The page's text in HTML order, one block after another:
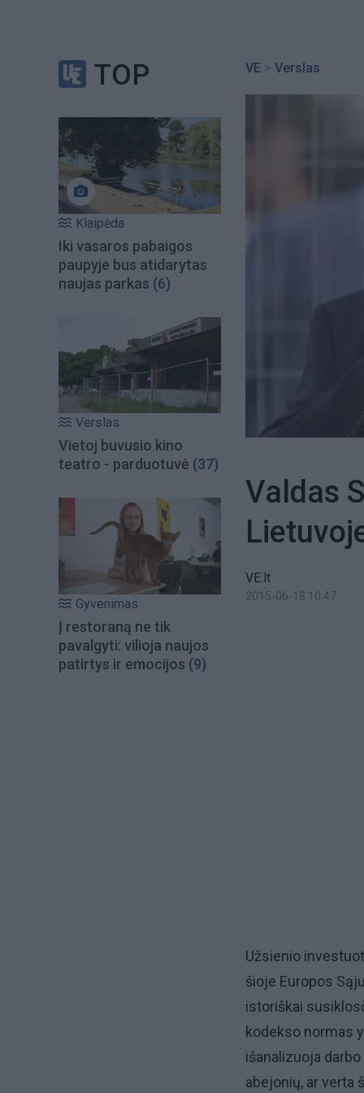
TOP
Klaipėda
Iki vasaros pabaigos
paupyje bus atidarytas
naujas parkas (6)
Verslas
Vietoj buvusio kino
teatro - parduotuvė (37)
Gyvenimas
Į restoraną ne tik
pavalgyti: vilioja naujos
patirtys ir emocijos (9)
VE > Verslas
Valdas
VE.lt
2015-06-18 10:47
Užsienio
šioje Europos
istoriškai
kodekso normas
išanalizuoja
abejonių, ar verta